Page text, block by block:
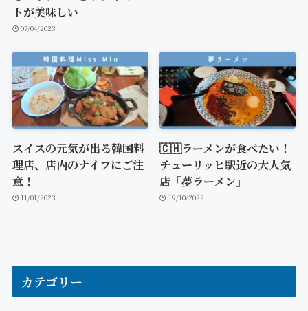
トが美味しい
07/04/2023
スイスの元気が出る韓国料
理店、店内のナイフにご注
意！
11/01/2023
🇨🇭ラーメンが食べたい！
チューリッヒ駅近の大人気
店「夢ラーメン」
19/10/2022
カテゴリー